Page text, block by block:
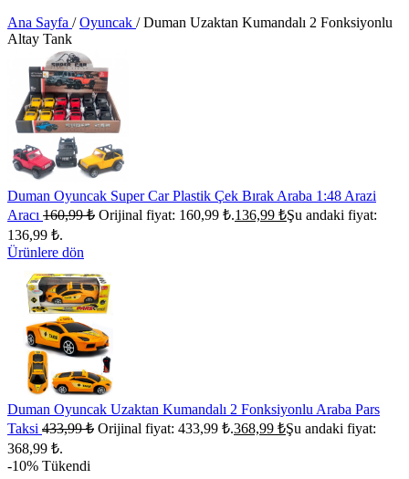
Ana Sayfa / Oyuncak / Duman Uzaktan Kumandalı 2 Fonksiyonlu
Altay Tank
Duman Oyuncak Super Car Plastik Çek Bırak Araba 1:48 Arazi
Aracı 160,99₺ Orijinal fiyat: 160,99 ₺.136,99 ₺Şu andaki fiyat:
136,99 ₺.
Ürünlere dön
Duman Oyuncak Uzaktan Kumandalı 2 Fonksiyonlu Araba Pars
Taksi 433,99₺ Orijinal fiyat: 433,99 ₺.368,99 ₺Şu andaki fiyat:
368,99 ₺.
-10% Tükendi